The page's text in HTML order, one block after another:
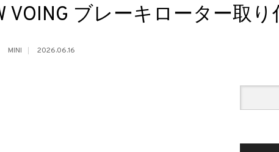
VOING ブレーキローター取り
MINI 2026.06.16